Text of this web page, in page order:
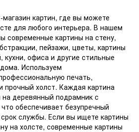
магазин картин, где вы можете
для любого интерьера. В нашем
современные картины на стену,
пейзажи, цветы, картины
кухни, офиса и другие стильные
Используем
печать,
прочный холст. Каждая картина
на деревянный подрамник с
обеспечивает безупречный
службы. Если вы ищете картины
на холсте, современные картины